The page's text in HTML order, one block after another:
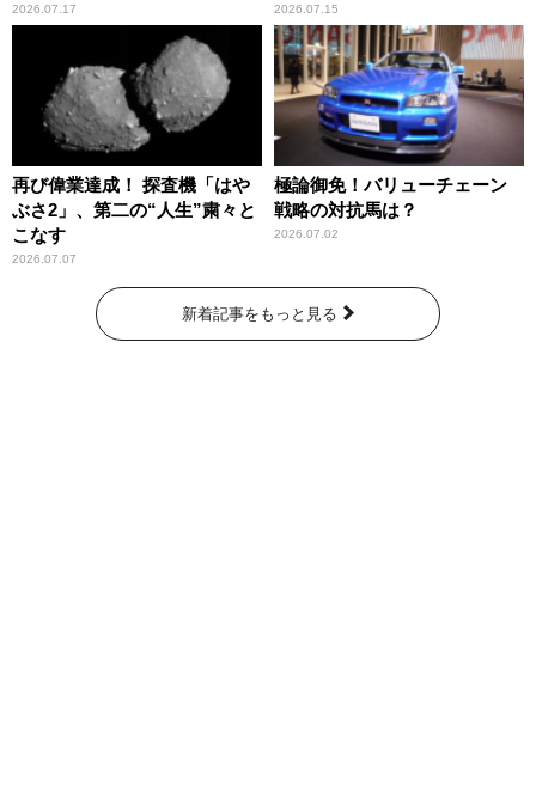
2026.07.17 2026.07.15
再び偉業達成！ 探査機「はや
ぶさ2」、第二の“人生”粛々と
こなす
2026.07.07
極論御免！バリューチェーン
戦略の対抗馬は？
2026.07.02
新着記事をもっと見る